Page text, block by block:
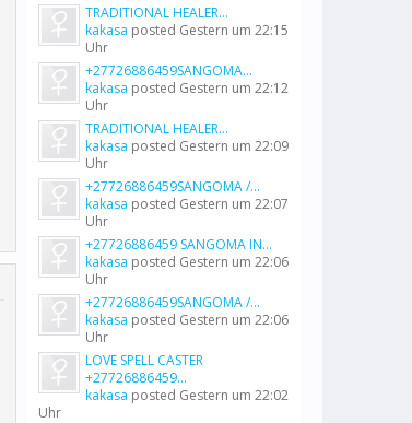
TRADITIONAL HEALER...
kakasa posted Gestern um 22:15
Uhr
+27726886459SANGOMA...
kakasa posted Gestern um 22:12
Uhr
TRADITIONAL HEALER...
kakasa posted Gestern um 22:09
Uhr
+27726886459SANGOMA /...
kakasa posted Gestern um 22:07
Uhr
+27726886459 SANGOMA IN...
kakasa posted Gestern um 22:06
Uhr
+27726886459SANGOMA /...
kakasa posted Gestern um 22:06
Uhr
LOVE SPELL CASTER
+27726886459...
kakasa posted Gestern um 22:02
Uhr